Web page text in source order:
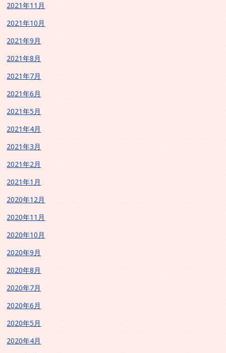
2021年11月
2021年10月
2021年9月
2021年8月
2021年7月
2021年6月
2021年5月
2021年4月
2021年3月
2021年2月
2021年1月
2020年12月
2020年11月
2020年10月
2020年9月
2020年8月
2020年7月
2020年6月
2020年5月
2020年4月